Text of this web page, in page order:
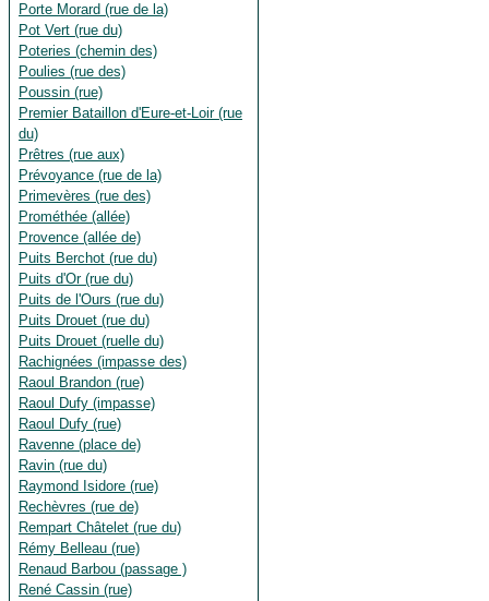
Porte Morard (rue de la)
Pot Vert (rue du)
Poteries (chemin des)
Poulies (rue des)
Poussin (rue)
Premier Bataillon d'Eure-et-Loir (rue
du)
Prêtres (rue aux)
Prévoyance (rue de la)
Primevères (rue des)
Prométhée (allée)
Provence (allée de)
Puits Berchot (rue du)
Puits d'Or (rue du)
Puits de l'Ours (rue du)
Puits Drouet (rue du)
Puits Drouet (ruelle du)
Rachignées (impasse des)
Raoul Brandon (rue)
Raoul Dufy (impasse)
Raoul Dufy (rue)
Ravenne (place de)
Ravin (rue du)
Raymond Isidore (rue)
Rechèvres (rue de)
Rempart Châtelet (rue du)
Rémy Belleau (rue)
Renaud Barbou (passage )
René Cassin (rue)